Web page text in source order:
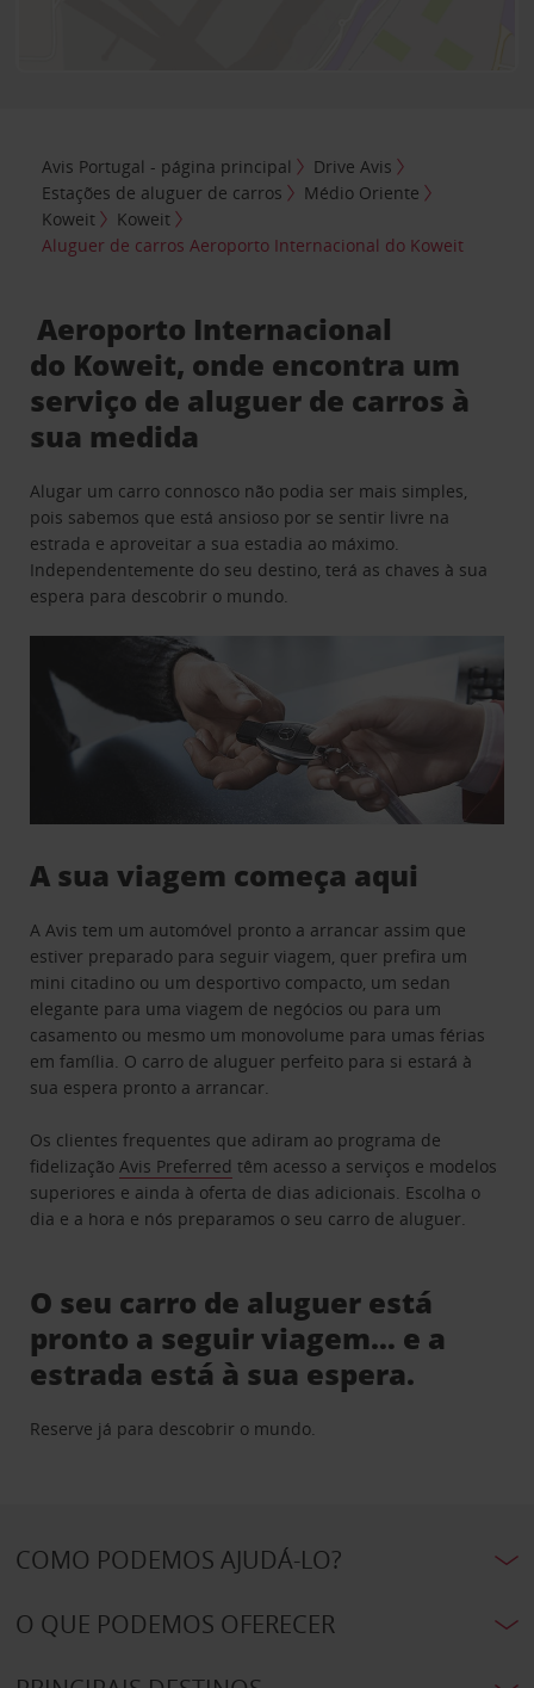
Avis Portugal - página principal
Drive Avis
Estações de aluguer de carros
Médio Oriente
Koweit
Koweit
Aluguer de carros Aeroporto Internacional do Koweit
Aeroporto Internacional
do Koweit, onde encontra um
serviço de aluguer de carros à
sua medida
Alugar um carro connosco não podia ser mais simples,
pois sabemos que está ansioso por se sentir livre na
estrada e aproveitar a sua estadia ao máximo.
Independentemente do seu destino, terá as chaves à sua
espera para descobrir o mundo.
A sua viagem começa aqui
A Avis tem um automóvel pronto a arrancar assim que
estiver preparado para seguir viagem, quer prefira um
mini citadino ou um desportivo compacto, um sedan
elegante para uma viagem de negócios ou para um
casamento ou mesmo um monovolume para umas férias
em família. O carro de aluguer perfeito para si estará à
sua espera pronto a arrancar.
Os clientes frequentes que adiram ao programa de
fidelizaçãoAvis Preferred têm acesso a serviços e modelos
superiores e ainda à oferta de dias adicionais. Escolha o
dia e a hora e nós preparamos o seu carro de aluguer.
O seu carro de aluguer está
pronto a seguir viagem… e a
estrada está à sua espera.
Reserve já para descobrir o mundo.
COMO PODEMOS AJUDÁ-LO?
O QUE PODEMOS OFERECER